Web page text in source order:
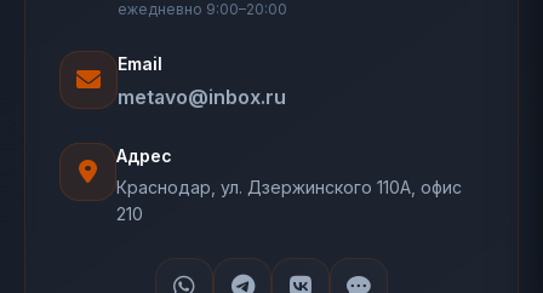
ежедневно 9:00–20:00
Email
metavo@inbox.ru
Адрес
Краснодар, ул. Дзержинского 110А, офис
210